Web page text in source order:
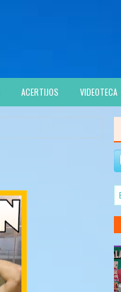
ACERTIJOS VIDEOTECA